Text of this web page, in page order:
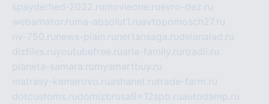
spayderhed-2022.ru movieone.ruevro-dez.ru
webamator.ru ma-absolut1.ruavtopomosch27.ru
nv-750.ru news-plain.ru nertansaga.rudelanalad.ru
dizfiles.ruyoutubefree.ruaria-family.ru roadli.ru
planeta-samara.ru mysmartbuy.ru
matrasy-kemerovo.ruashanet.rutrade-farm.ru
dotcustoms.rudomizbrusa9x12spb.ruautodamp.ru